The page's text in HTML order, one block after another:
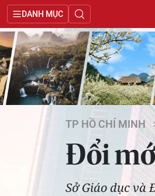
DANH MỤC
TP HỒ CHÍ MINH
Đổi
Sở Giáo dục và